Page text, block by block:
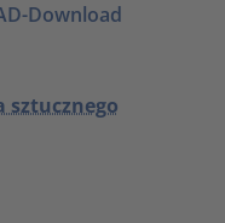
Download
sztucznego